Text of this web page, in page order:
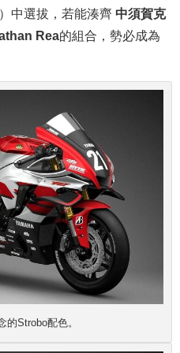
中選拔，若能湊齊 中須賀克
Rea的組合，勢必成為
的Strobo配色。